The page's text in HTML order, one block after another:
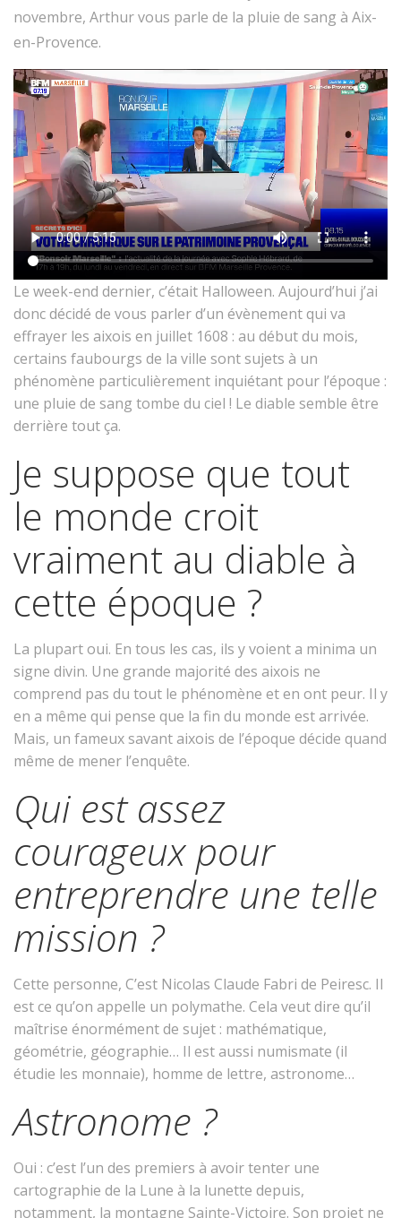
novembre, Arthur vous parle de la pluie de sang à Aix-
en-Provence.
Le week-end dernier, c’était Halloween. Aujourd’hui j’ai
donc décidé de vous parler d’un évènement qui va
effrayer les aixois en juillet 1608 : au début du mois,
certains faubourgs de la ville sont sujets à un
phénomène particulièrement inquiétant pour l’époque :
une pluie de sang tombe du ciel ! Le diable semble être
derrière tout ça.
Je suppose que tout
le monde croit
vraiment au diable à
cette époque ?
La plupart oui. En tous les cas, ils y voient a minima un
signe divin. Une grande majorité des aixois ne
comprend pas du tout le phénomène et en ont peur. Il y
en a même qui pense que la fin du monde est arrivée.
Mais, un fameux savant aixois de l’époque décide quand
même de mener l’enquête.
Qui est assez
courageux pour
entreprendre une telle
mission ?
Cette personne, C’est Nicolas Claude Fabri de Peiresc. Il
est ce qu’on appelle un polymathe. Cela veut dire qu’il
maîtrise énormément de sujet : mathématique,
géométrie, géographie… Il est aussi numismate (il
étudie les monnaie), homme de lettre, astronome…
Astronome ?
Oui : c’est l’un des premiers à avoir tenter une
cartographie de la Lune à la lunette depuis,
notamment, la montagne Sainte-Victoire. Son projet ne